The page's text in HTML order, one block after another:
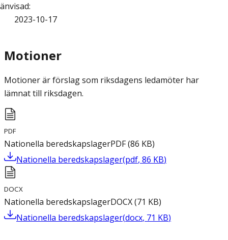
:
2023-10-17
Motioner
Motioner är förslag som riksdagens ledamöter har
lämnat till riksdagen.
PDF
Nationella beredskapslagerPDF(86 KB)
Nationella beredskapslager(pdf, 86 KB)
DOCX
Nationella beredskapslagerDOCX(71 KB)
Nationella beredskapslager(docx, 71 KB)